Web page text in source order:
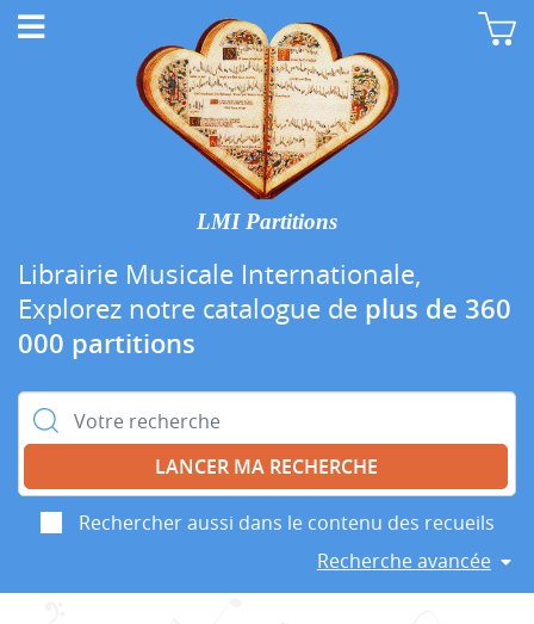
LMI Partitions
Librairie Musicale Internationale,
Explorez notre catalogue de plus de 360
000 partitions
Rechercher :
Rechercher aussi dans le contenu des recueils
Recherche avancée